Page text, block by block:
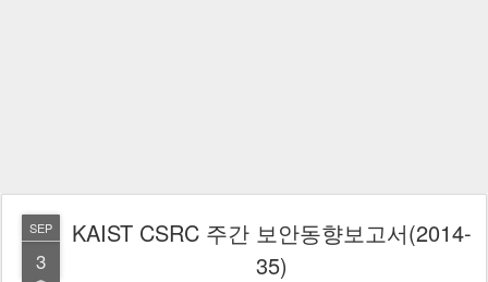
SEP
3
KAIST CSRC 주간 보안동향보고서(2014-
35)